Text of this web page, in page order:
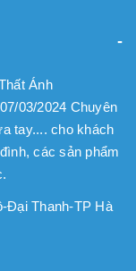
Ánh
03/2024 Chuyên
tay.... cho khách
các sản phẩm
Đại Thanh-TP Hà